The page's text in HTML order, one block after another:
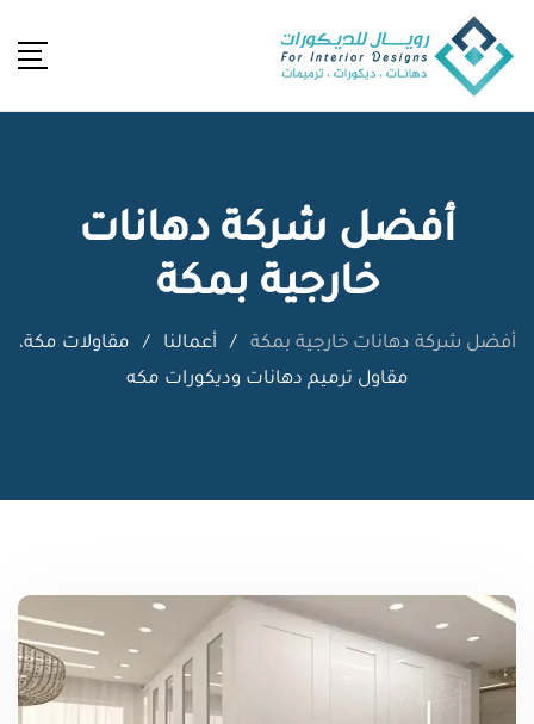
content
أفضل شركة دهانات
خارجية بمكة
أفضل شركة دهانات خارجية بمكة / أعمالنا /
مقاولات مكة،
مقاول ترميم دهانات وديكورات مكه